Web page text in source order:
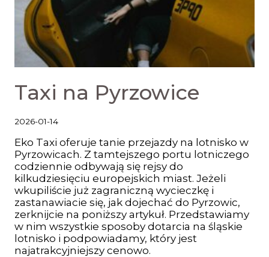
Taxi na Pyrzowice
2026-01-14
Eko Taxi oferuje tanie przejazdy na lotnisko w
Pyrzowicach. Z tamtejszego portu lotniczego
codziennie odbywają się rejsy do
kilkudziesięciu europejskich miast. Jeżeli
wkupiliście już zagraniczną wycieczkę i
zastanawiacie się, jak dojechać do Pyrzowic,
zerknijcie na poniższy artykuł. Przedstawiamy
w nim wszystkie sposoby dotarcia na śląskie
lotnisko i podpowiadamy, który jest
najatrakcyjniejszy cenowo.